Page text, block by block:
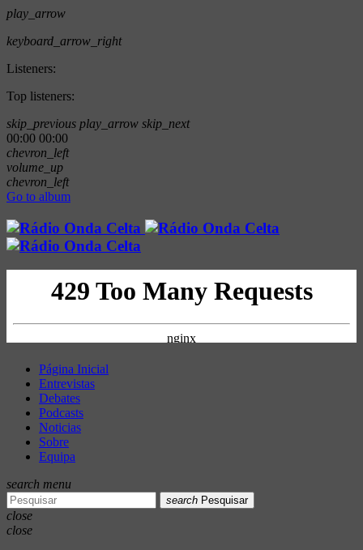
play_arrow
keyboard_arrow_right
Listeners:
Top listeners:
skip_previous play_arrow skip_next
00:00 00:00
chevron_left
volume_up
chevron_left
Go to album
Página Inicial
Entrevistas
Debates
Podcasts
Noticias
Sobre
Equipa
search menu
search Pesquisar
close
close